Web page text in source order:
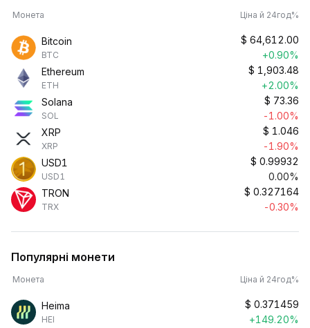
Монета Ціна й 24год%
Bitcoin
BTC
$ 64,612.00
+0.90%
Ethereum
ETH
$ 1,903.48
+2.00%
Solana
SOL
$ 73.36
-1.00%
XRP
XRP
$ 1.046
-1.90%
USD1
USD1
$ 0.99932
0.00%
TRON
TRX
$ 0.327164
-0.30%
Популярні монети
Монета Ціна й 24год%
Heima
HEI
$ 0.371459
+149.20%